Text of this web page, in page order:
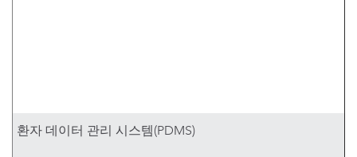
환자 데이터 관리 시스템(PDMS)